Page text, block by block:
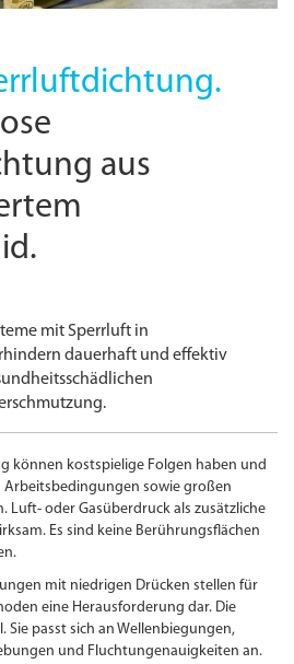
aus
mit Sperrluft in
dauerhaft und effektiv
können kostspielige Folgen haben und
Arbeitsbedingungen sowie großen
Luft- oder Gasüberdruck als zusätzliche
Es sind keine Berührungs­flächen
mit niedrigen Drücken stellen für
eine Herausforderung dar. Die
passt sich an Wellenbiegungen,
und Fluchtungenauigkeiten an.